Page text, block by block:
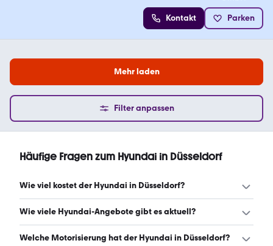
Kontakt Parken
Mehr laden
Filter anpassen
Häufige Fragen zum Hyundai in Düsseldorf
Wie viel kostet der Hyundai in Düsseldorf?
Ein guter Preis für einen Hyundai in Düsseldorf liegt
starten ab 125 € monatlich. (Stand: 8.8.2026)
Wie viele Hyundai-Angebote gibt es aktuell?
Es gibt insgesamt 1.107 Hyundai bei mobile.de, davon 848
Welche Motorisierung hat der Hyundai in Düsseldorf?